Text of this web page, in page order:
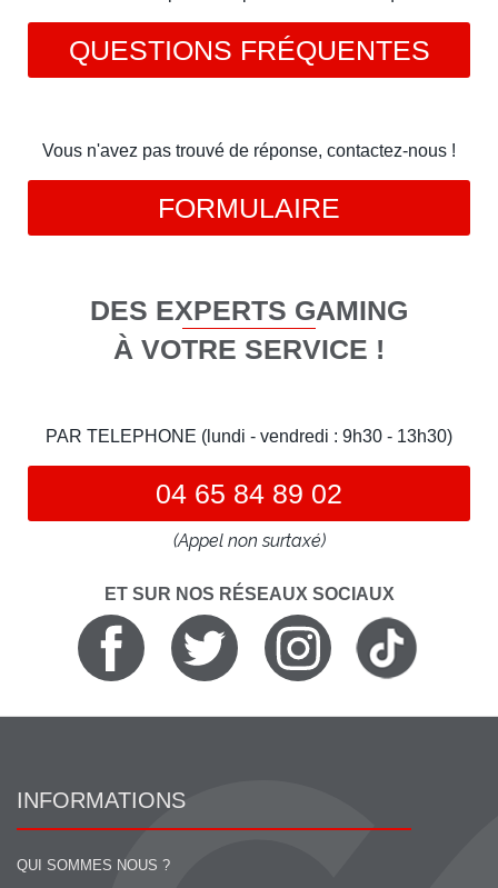
QUESTIONS FRÉQUENTES
Vous n'avez pas trouvé de réponse, contactez-nous !
FORMULAIRE
DES EXPERTS GAMING
À VOTRE SERVICE !
PAR TELEPHONE (lundi - vendredi : 9h30 - 13h30)
04 65 84 89 02
(Appel non surtaxé)
ET SUR NOS RÉSEAUX SOCIAUX
INFORMATIONS
QUI SOMMES NOUS ?